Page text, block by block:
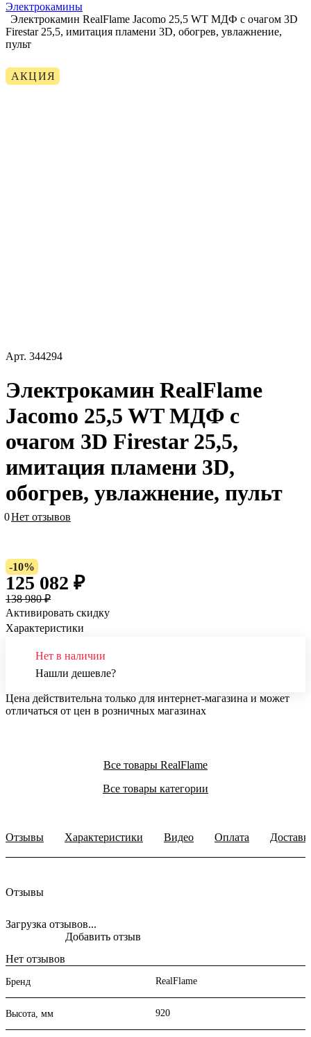
Электрокамины
Электрокамин RealFlame Jacomo 25,5 WT МДФ с очагом 3D
Firestar 25,5, имитация пламени 3D, обогрев, увлажнение,
пульт
АКЦИЯ
Арт. 344294
Электрокамин RealFlame
Jacomo 25,5 WT МДФ с
очагом 3D Firestar 25,5,
имитация пламени 3D,
обогрев, увлажнение, пульт
0Нет отзывов
-10%
125 082 ₽
138 980 ₽
Активировать скидку
Характеристики
Нет в наличии
Нашли дешевле?
Цена действительна только для интернет-магазина и может
отличаться от цен в розничных магазинах
Все товары RealFlame
Все товары категории
Отзывы Характеристики Видео Оплата
Отзывы
Загрузка отзывов...
Нет отзывов
Добавить отзыв
Бренд RealFlame
Высота, мм 920